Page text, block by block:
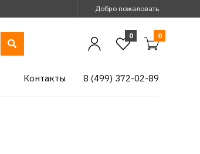
Добро пожаловать
0 0
8 (499) 372-02-89
Контакты